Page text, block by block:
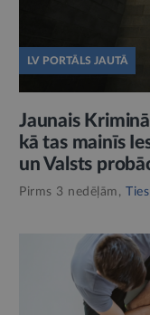
LV PORTĀLS JAUTĀ
Jaunais
kā tas mainīs
un Valsts
Pirms 3 nedēļām,